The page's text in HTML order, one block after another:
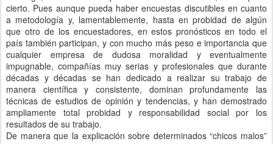
cierto. Pues aunque pueda haber encuestas discutibles en cuanto
a metodología y, lamentablemente, hasta en probidad de algún
que otro de los encuestadores, en estos pronósticos en todo el
país también participan, y con mucho más peso e importancia que
cualquier empresa de dudosa moralidad y eventualmente
impugnable, compañías muy serias y profesionales que durante
décadas y décadas se han dedicado a realizar su trabajo de
manera científica y consistente, dominan profundamente las
técnicas de estudios de opinión y tendencias, y han demostrado
ampliamente total probidad y responsabilidad social por los
resultados de su trabajo.
De manera que la explicación sobre determinados “chicos malos”